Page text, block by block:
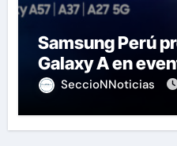
Samsung Perú
Galaxy A en
SeccioNNoticias